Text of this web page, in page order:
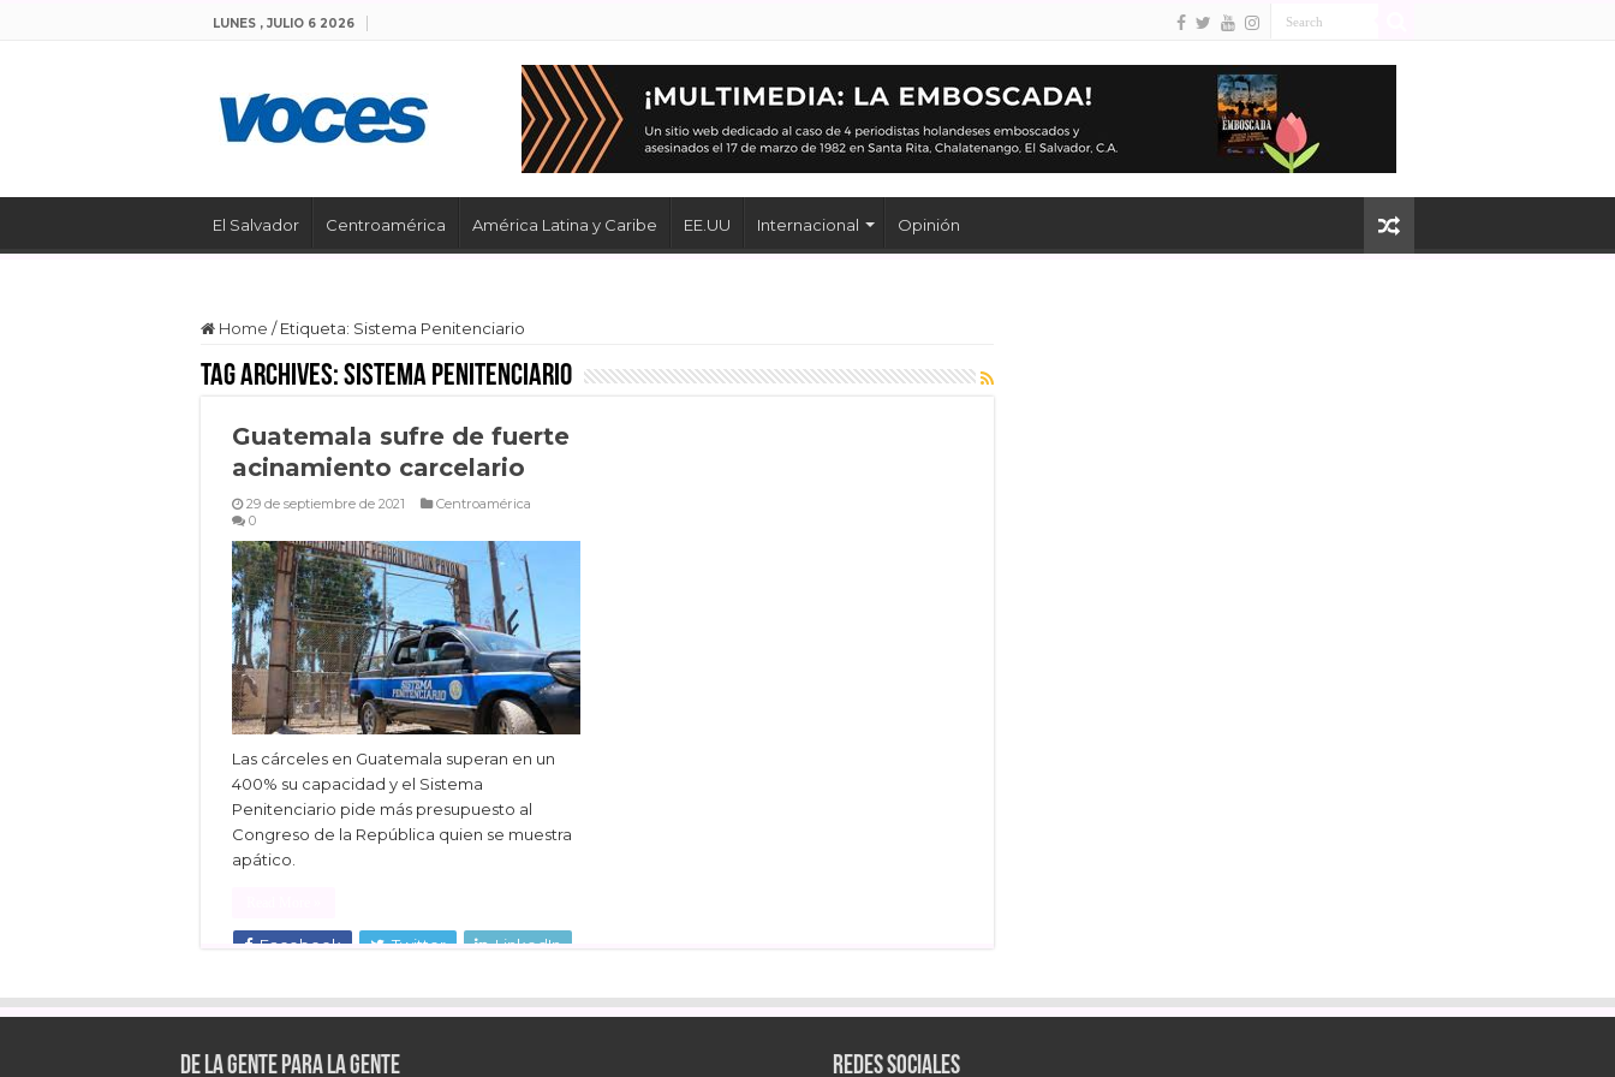
LUNES , JULIO 6 2026
El Salvador Centroamérica América Latina y Caribe EE.UU Internacional Opinión
Home / Etiqueta: Sistema Penitenciario
Tag Archives:Sistema Penitenciario
Guatemala sufre de fuerte
acinamiento carcelario
29 de septiembre de 2021
Centroamérica
0
Las cárceles en Guatemala superan en un
400% su capacidad y el Sistema
Penitenciario pide más presupuesto al
Congreso de la República quien se muestra
apático.
Facebook Twitter LinkedIn
De la gente para la gente Redes sociales